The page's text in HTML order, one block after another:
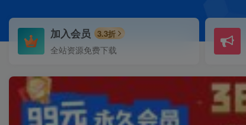
加入会员 3.3折
全站资源免费下载